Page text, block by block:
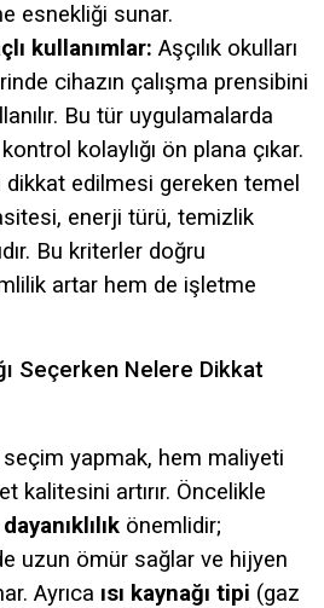
esnekliği sunar.
kullanımlar: Aşçılık okulları
cihazın çalışma prensibini
Bu tür uygulamalarda
kolaylığı ön plana çıkar.
dikkat edilmesi gereken temel
enerji türü, temizlik
Bu kriterler doğru
artar hem de işletme
Seçerken Nelere Dikkat
yapmak, hem maliyeti
kalitesini artırır. Öncelikle
önemlidir;
uzun ömür sağlar ve hijyen
Ayrıca ısı kaynağı tipi (gaz